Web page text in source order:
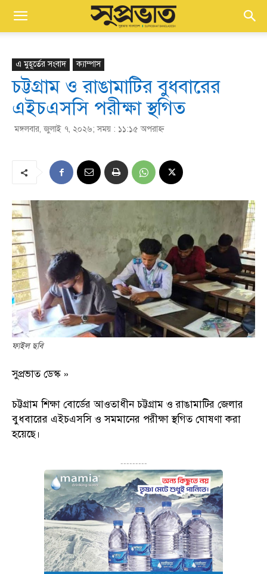
এ মুহূর্তের সংবাদ ক্যাম্পাস
চট্টগ্রাম ও রাঙামাটির বুধবারের
এইচএসসি পরীক্ষা স্থগিত
মঙ্গলবার, জুলাই ৭, ২০২৬; সময় : ১১:১৫ অপরাহ্ণ
ফাইল ছবি
সুপ্রভাত ডেস্ক »
চট্টগ্রাম শিক্ষা বোর্ডের আওতাধীন চট্টগ্রাম ও রাঙামাটির জেলার
বুধবারের এইচএসসি ও সমমানের পরীক্ষা স্থগিত ঘোষণা করা
হয়েছে।
---------